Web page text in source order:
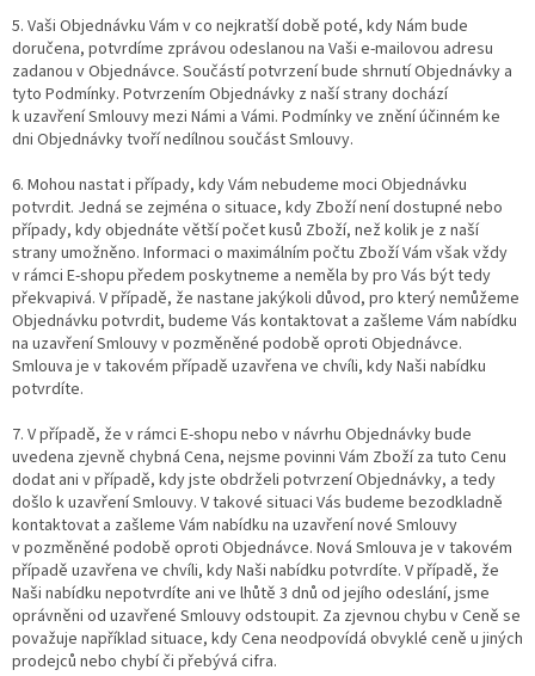
5. Vaši Objednávku Vám v co nejkratší době poté, kdy Nám bude
doručena, potvrdíme zprávou odeslanou na Vaši e-mailovou adresu
zadanou v Objednávce. Součástí potvrzení bude shrnutí Objednávky a
tyto Podmínky. Potvrzením Objednávky z naší strany dochází
k uzavření Smlouvy mezi Námi a Vámi. Podmínky ve znění účinném ke
dni Objednávky tvoří nedílnou součást Smlouvy.
6. Mohou nastat i případy, kdy Vám nebudeme moci Objednávku
potvrdit. Jedná se zejména o situace, kdy Zboží není dostupné nebo
případy, kdy objednáte větší počet kusů Zboží, než kolik je z naší
strany umožněno. Informaci o maximálním počtu Zboží Vám však vždy
v rámci E-shopu předem poskytneme a neměla by pro Vás být tedy
překvapivá. V případě, že nastane jakýkoli důvod, pro který nemůžeme
Objednávku potvrdit, budeme Vás kontaktovat a zašleme Vám nabídku
na uzavření Smlouvy v pozměněné podobě oproti Objednávce.
Smlouva je v takovém případě uzavřena ve chvíli, kdy Naši nabídku
potvrdíte.
7. V případě, že v rámci E-shopu nebo v návrhu Objednávky bude
uvedena zjevně chybná Cena, nejsme povinni Vám Zboží za tuto Cenu
dodat ani v případě, kdy jste obdrželi potvrzení Objednávky, a tedy
došlo k uzavření Smlouvy. V takové situaci Vás budeme bezodkladně
kontaktovat a zašleme Vám nabídku na uzavření nové Smlouvy
v pozměněné podobě oproti Objednávce. Nová Smlouva je v takovém
případě uzavřena ve chvíli, kdy Naši nabídku potvrdíte. V případě, že
Naši nabídku nepotvrdíte ani ve lhůtě 3 dnů od jejího odeslání, jsme
oprávněni od uzavřené Smlouvy odstoupit. Za zjevnou chybu v Ceně se
považuje například situace, kdy Cena neodpovídá obvyklé ceně u jiných
prodejců nebo chybí či přebývá cifra.